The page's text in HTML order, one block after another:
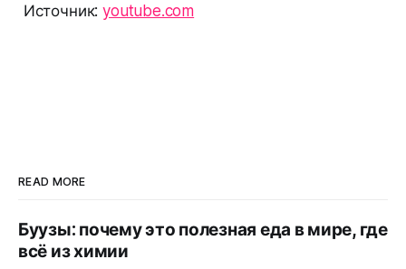
Источник:youtube.com
READ MORE
Буузы: почему это полезная еда в мире, где
всё из химии